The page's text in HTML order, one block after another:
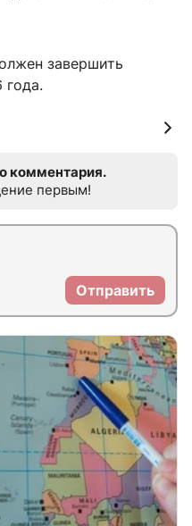
завершить
года.
комментария.
первым!
Отправить